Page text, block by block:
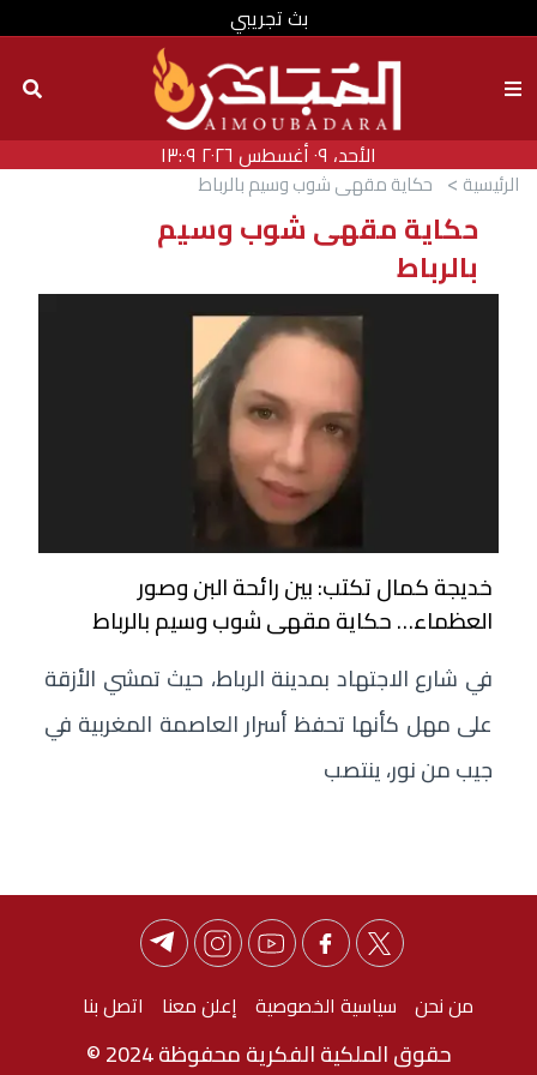
بث تجريبي
الأحد، ٠٩ أغسطس ٢٠٢٦ ١٣:٠٩
الرئيسية حكاية مقهى شوب وسيم بالرباط
حكاية مقهى شوب وسيم
بالرباط
خديجة كمال تكتب: بين رائحة البن وصور
العظماء… حكاية مقهى شوب وسيم بالرباط
في شارع الاجتهاد بمدينة الرباط، حيث تمشي الأزقة
على مهل كأنها تحفظ أسرار العاصمة المغربية في
جيب من نور، ينتصب
من نحن سياسية الخصوصية إعلن معنا اتصل بنا
حقوق الملكية الفكرية محفوظة 2024 ©